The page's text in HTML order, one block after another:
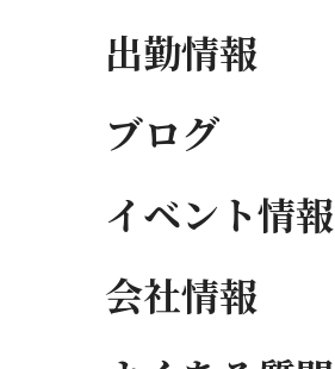
出勤情報
ブログ
イベント情報
会社情報